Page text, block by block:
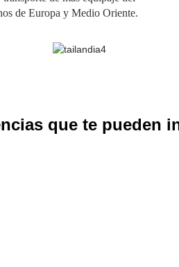
de Europa y Medio Oriente.
que te pueden